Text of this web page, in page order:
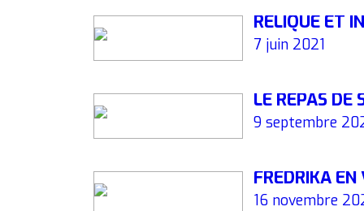
RELIQUE ET
7 juin 2021
LE REPAS DE
9 septembre
FREDRIKA
16 novembre